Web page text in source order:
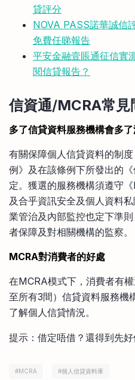
貸評分
NOVA PASS諾華誠信
免費任睇報告
平安金融壹賬通征信實
閱信貸報告？
信資通/MCRA常見
多了信貸資料服務機構會多
有關保障個人信貸資料的制
例》及在該條例下所發出的
定。獲選的服務機構須遵守
及合乎資訊安全及個人資料
業管治及內部監控也定下準
者保障及對相關機構的監察。
MCRA對消費者的好處
在MCRA模式下，消費者有
至所有3間）信貸資料服務機
了解個人信貸情況。
提示：借定唔借？還得到先好
#MCRA #個人信貸資料庫